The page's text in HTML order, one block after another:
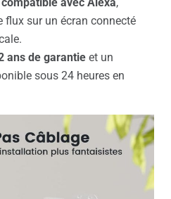
compatible avec Alexa,
flux sur un écran connecté
ans de garantie et un
sous 24 heures en